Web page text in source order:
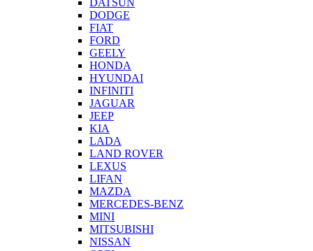
DATSUN
DODGE
FIAT
FORD
GEELY
HONDA
HYUNDAI
INFINITI
JAGUAR
JEEP
KIA
LADA
LAND ROVER
LEXUS
LIFAN
MAZDA
MERCEDES-BENZ
MINI
MITSUBISHI
NISSAN